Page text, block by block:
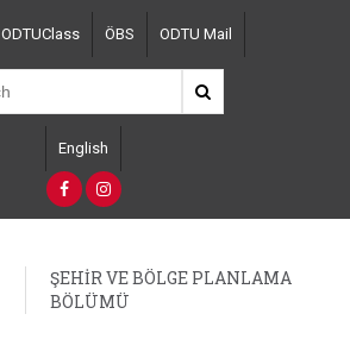
ODTUClass ÖBS ODTU Mail
English
ŞEHİR VE BÖLGE PLANLAMA
BÖLÜMÜ